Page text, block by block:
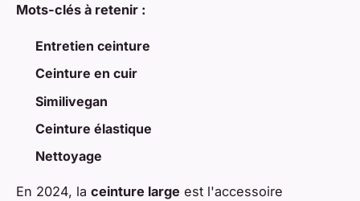
Mots-clés à retenir :
Entretien ceinture
Ceinture en cuir
Similivegan
Ceinture élastique
Nettoyage
En 2024, la ceinture large est l'accessoire